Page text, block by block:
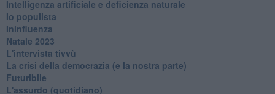
Intelligenza artificiale e deficienza naturale
Io populista
Ininfluenza
Natale 2023
L'intervista tivvù
La crisi della democrazia (e la nostra parte)
Futuribile
L'assurdo (quotidiano)